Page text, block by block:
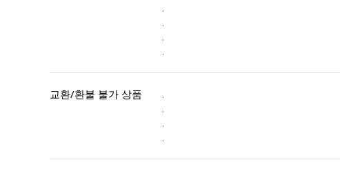
.
.
.
.
교환/환불 불가 상품
.
.
.
.